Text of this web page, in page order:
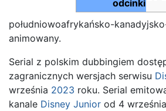
odcinki
południowoafrykańsko-
animowany.
Serial z polskim dubbingiem
zagranicznych wersjach serwisu
września 2023 roku. Serial
kanale Disney Junior od 4